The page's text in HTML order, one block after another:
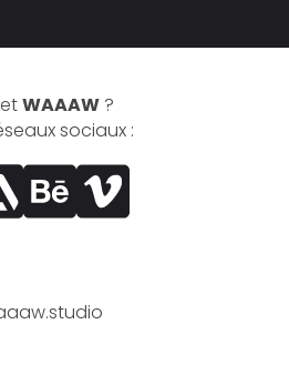
WAAAW ?
sociaux :
ArtStationBehanceVimeo